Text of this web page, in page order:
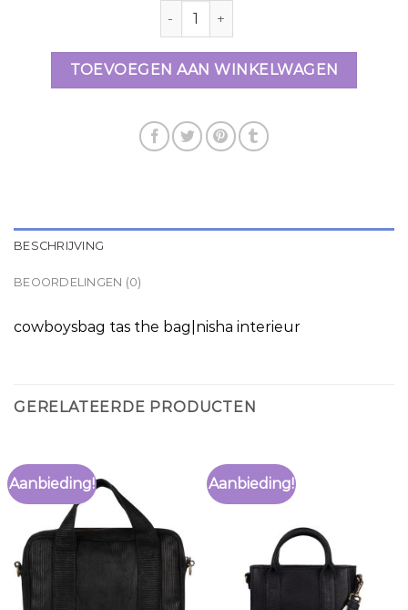
handtas cowboysbag aantal
TOEVOEGEN AAN WINKELWAGEN
BESCHRIJVING
BEOORDELINGEN (0)
cowboysbag tas the bag|nisha interieur
GERELATEERDE PRODUCTEN
Aanbieding! Aanbieding!